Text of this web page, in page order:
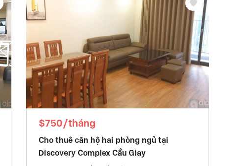
$750/tháng
Cho thuê căn hộ hai phòng ngủ tại
Discovery Complex Cầu Giay